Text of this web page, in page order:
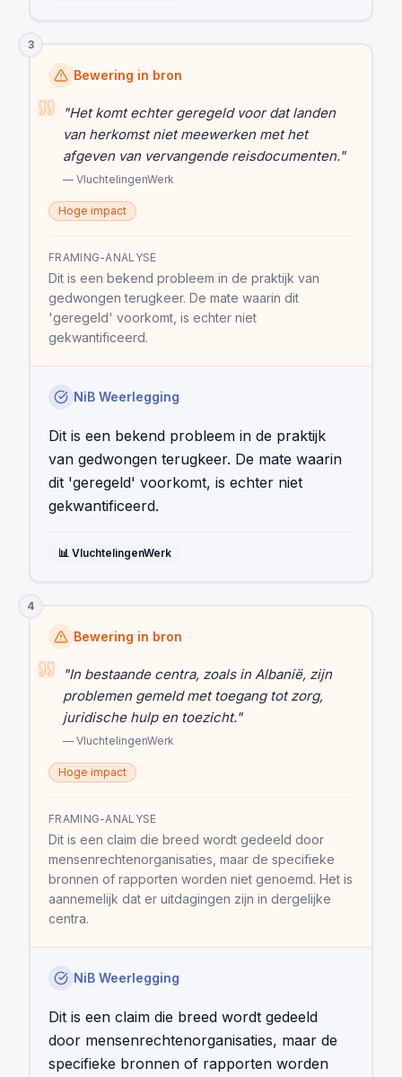
3
Bewering in bron
"Het komt echter geregeld voor dat landen
van herkomst niet meewerken met het
afgeven van vervangende reisdocumenten."
— VluchtelingenWerk
Hoge impact
FRAMING-ANALYSE
Dit is een bekend probleem in de praktijk van
gedwongen terugkeer. De mate waarin dit
'geregeld' voorkomt, is echter niet
gekwantificeerd.
NiB Weerlegging
Dit is een bekend probleem in de praktijk
van gedwongen terugkeer. De mate waarin
dit 'geregeld' voorkomt, is echter niet
gekwantificeerd.
📊 VluchtelingenWerk
4
Bewering in bron
"In bestaande centra, zoals in Albanië, zijn
problemen gemeld met toegang tot zorg,
juridische hulp en toezicht."
— VluchtelingenWerk
Hoge impact
FRAMING-ANALYSE
Dit is een claim die breed wordt gedeeld door
mensenrechtenorganisaties, maar de specifieke
bronnen of rapporten worden niet genoemd. Het is
aannemelijk dat er uitdagingen zijn in dergelijke
centra.
NiB Weerlegging
Dit is een claim die breed wordt gedeeld
door mensenrechtenorganisaties, maar de
specifieke bronnen of rapporten worden